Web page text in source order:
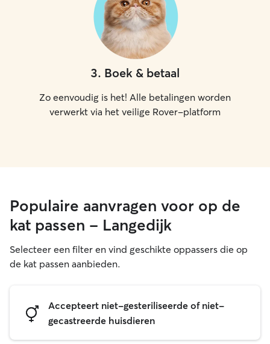
3. Boek & betaal
Zo eenvoudig is het! Alle betalingen worden
verwerkt via het veilige Rover-platform
Populaire aanvragen voor op de
kat passen - Langedijk
Selecteer een filter en vind geschikte oppassers die op
de kat passen aanbieden.
Accepteert niet-gesteriliseerde of niet-
gecastreerde huisdieren